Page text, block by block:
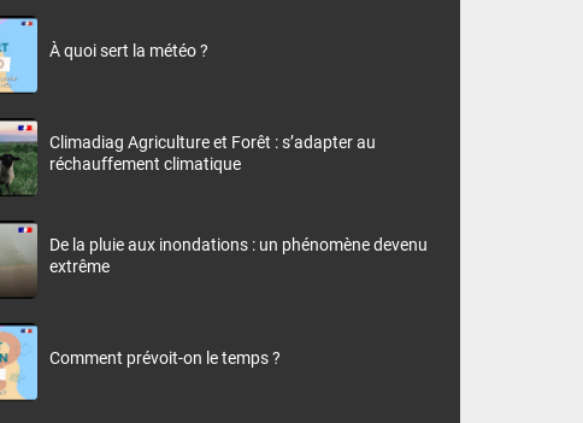
À quoi sert la météo ?
Climadiag Agriculture et Forêt : s’adapter au
réchauffement climatique
De la pluie aux inondations : un phénomène devenu
extrême
Comment prévoit-on le temps ?